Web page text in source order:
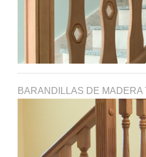
BARANDILLAS DE MADERA